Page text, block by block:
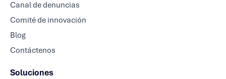
Canal de denuncias
Comité de innovación
Blog
Contáctenos
Soluciones